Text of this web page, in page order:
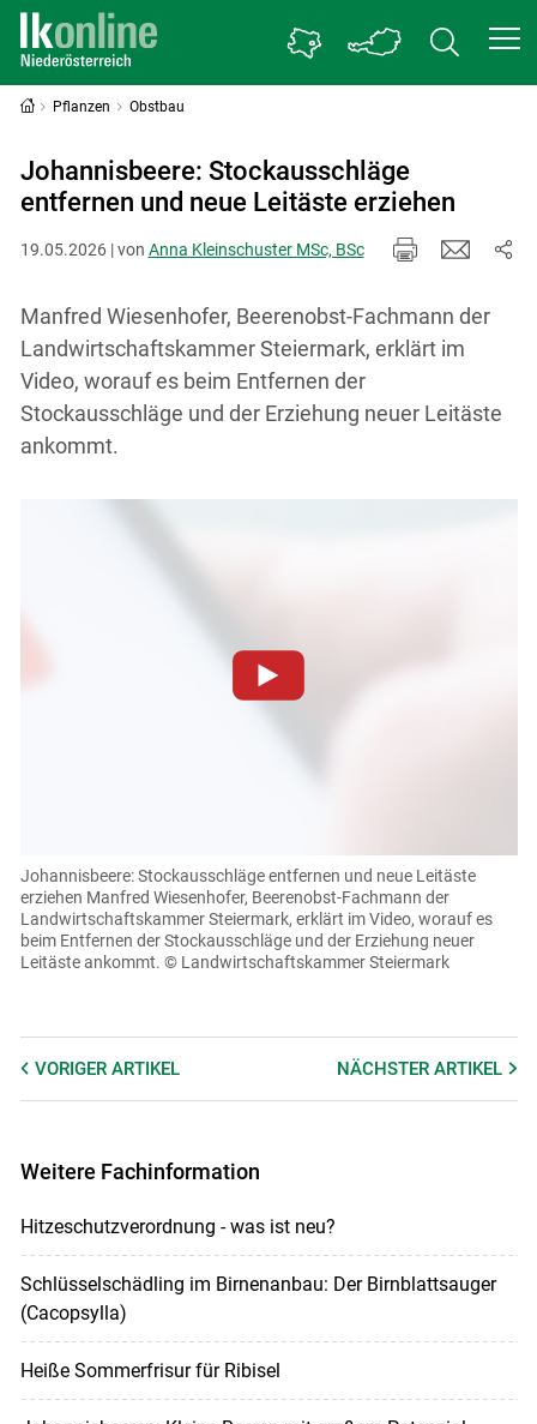
Pflanzen Obstbau
Johannisbeere: Stockausschläge
entfernen und neue Leitäste erziehen
19.05.2026 | von Anna Kleinschuster MSc, BSc
Manfred Wiesenhofer, Beerenobst-Fachmann der
Landwirtschaftskammer Steiermark, erklärt im
Video, worauf es beim Entfernen der
Stockausschläge und der Erziehung neuer Leitäste
ankommt.
einsehen und korrigieren
Akzeptieren
Cookies Einstellungen
Johannisbeere: Stockausschläge entfernen und neue Leitäste
erziehen Manfred Wiesenhofer, Beerenobst-Fachmann der
Landwirtschaftskammer Steiermark, erklärt im Video, worauf es
beim Entfernen der Stockausschläge und der Erziehung neuer
Leitäste ankommt. © Landwirtschaftskammer Steiermark
VORIGER ARTIKEL NÄCHSTERARTIKEL
Weitere Fachinformation
Hitzeschutzverordnung - was ist neu?
Schlüsselschädling im Birnenanbau: Der Birnblattsauger
(Cacopsylla)
Heiße Sommerfrisur für Ribisel